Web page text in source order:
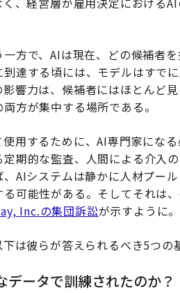
方で、AIは現在、どの候補者
達する頃には、モデルはすで
響力は、候補者にはほとんど
方が集中する場所である。
用するために、AI専門家にな
期的な監査、人間による介入
AIシステムは静かに人材プー
可能性がある。そしてそれは
Inc.の集団訴訟が示すように。
は彼らが答えられるべき5つの
データで訓練されたのか？